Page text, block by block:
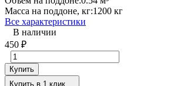
Масса на поддоне, кг:1200 кг
Все характеристики
В наличии
450 ₽
Купить
Купить в 1 клик